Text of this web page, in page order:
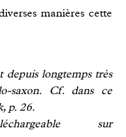
manières cette
depuis longtemps très
saxon. Cf. dans ce
p. 26.
sur